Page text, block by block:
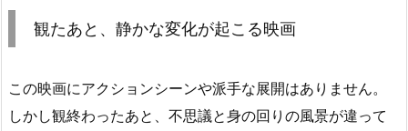
観たあと、静かな変化が起こる映画
この映画にアクションシーンや派手な展開はありません。
しかし観終わったあと、不思議と身の回りの風景が違って